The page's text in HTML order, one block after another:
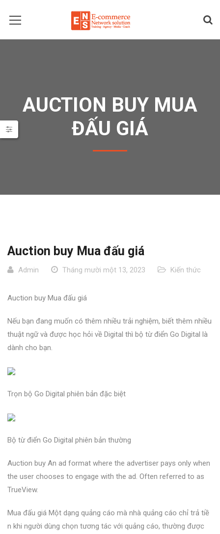
AUCTION BUY MUA
ĐẤU GIÁ
Auction buy Mua đấu giá
Admin Tháng mười một 13, 2023 Kiến thức
Auction buy Mua đấu giá
Nếu bạn đang muốn có thêm nhiều trải nghiệm, biết thêm nhiều
thuật ngữ và được học hỏi về Digital thì bộ từ điển Go Digital là
dành cho bạn.
Trọn bộ Go Digital phiên bản đặc biệt
Bộ từ điển Go Digital phiên bản thường
Auction buy An ad format where the advertiser pays only when
the user chooses to engage with the ad. Often referred to as
TrueView.
Mua đấu giá Một dạng quảng cáo mà nhà quảng cáo chỉ trả tiề
n khi người dùng chọn tương tác với quảng cáo, thường được